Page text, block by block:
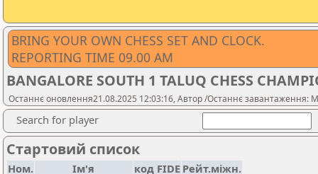
BRING YOUR OWN CHESS SET AND CLOCK.
REPORTING TIME 09.00 AM
BANGALORE SOUTH 1 TALUQ CHESS
Останнє оновлення21.08.2025 12:03:16, Автор /Останнє завантаження:
Search for player
Стартовий список
Ном. Ім'я код FIDE Рейт.міжн.